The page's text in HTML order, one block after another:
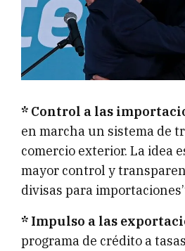
* Control a las
en marcha un sistema de
comercio exterior. La idea
mayor control y
divisas para
* Impulso a las
programa de crédito a